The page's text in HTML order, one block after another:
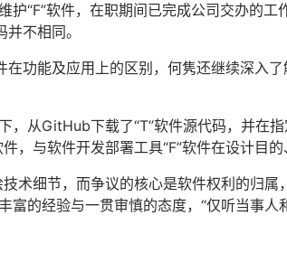
“F”软件，在职期间已完成公司交办的
不相同。
在功能及应用上的区别，何隽还继续深入
，从GitHub下载了“T”软件源代码，并在
，与软件开发部署工具“F”软件在设计目的
术细节，而争议的核心是软件权利的归
富的经验与一贯审慎的态度，“仅听当事